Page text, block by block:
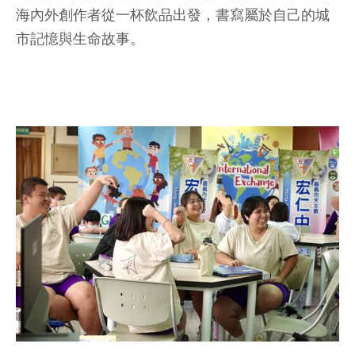
海內外創作者從一杯飲品出發，書寫屬於自己的城
市記憶與生命故事。